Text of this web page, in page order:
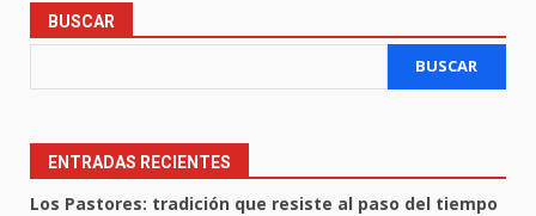
BUSCAR
BUSCAR
ENTRADAS RECIENTES
Los Pastores: tradición que resiste al paso del tiempo